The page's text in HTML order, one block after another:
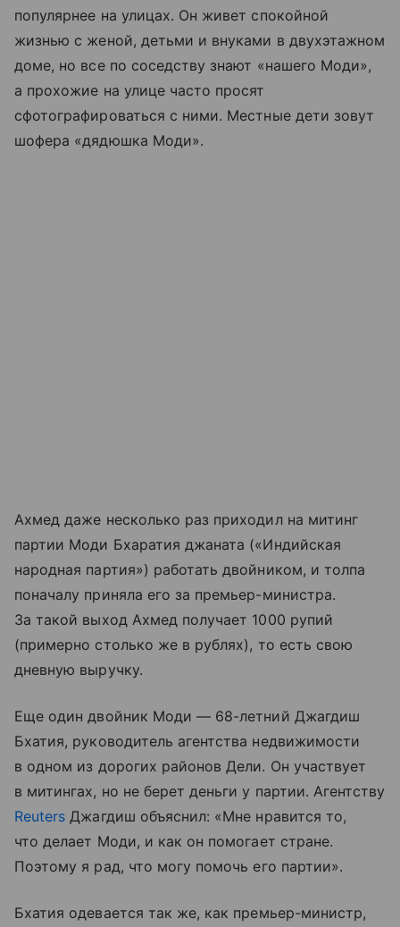
популярнее на улицах. Он живет спокойной
жизнью с женой, детьми и внуками в двухэтажном
доме, но все по соседству знают «нашего Моди»,
а прохожие на улице часто просят
сфотографироваться с ними. Местные дети зовут
шофера «дядюшка Моди».
Ахмед даже несколько раз приходил на митинг
партии Моди Бхаратия джаната («Индийская
народная партия») работать двойником, и толпа
поначалу приняла его за премьер-министра.
За такой выход Ахмед получает 1000 рупий
(примерно столько же в рублях), то есть свою
дневную выручку.
Еще один двойник Моди — 68-летний Джагдиш
Бхатия, руководитель агентства недвижимости
в одном из дорогих районов Дели. Он участвует
в митингах, но не берет деньги у партии. Агентству
Reuters Джагдиш объяснил: «Мне нравится то,
что делает Моди, и как он помогает стране.
Поэтому я рад, что могу помочь его партии».
Бхатия одевается так же, как премьер-министр,